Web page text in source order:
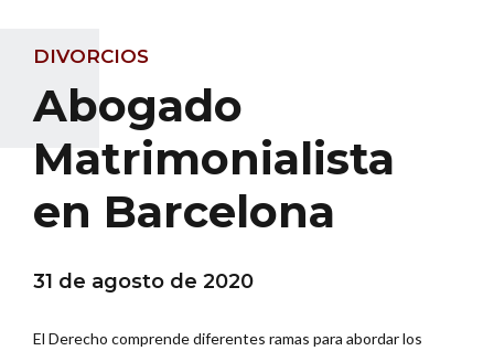
DIVORCIOS
Abogado
Matrimonialista
en Barcelona
31 de agosto de 2020
El Derecho comprende diferentes ramas para abordar los